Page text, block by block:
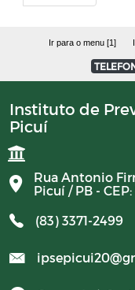
Ir para o menu [1]
Instituto de
Picuí
Rua Antonio
Picuí / PB -
(83) 3371-2499